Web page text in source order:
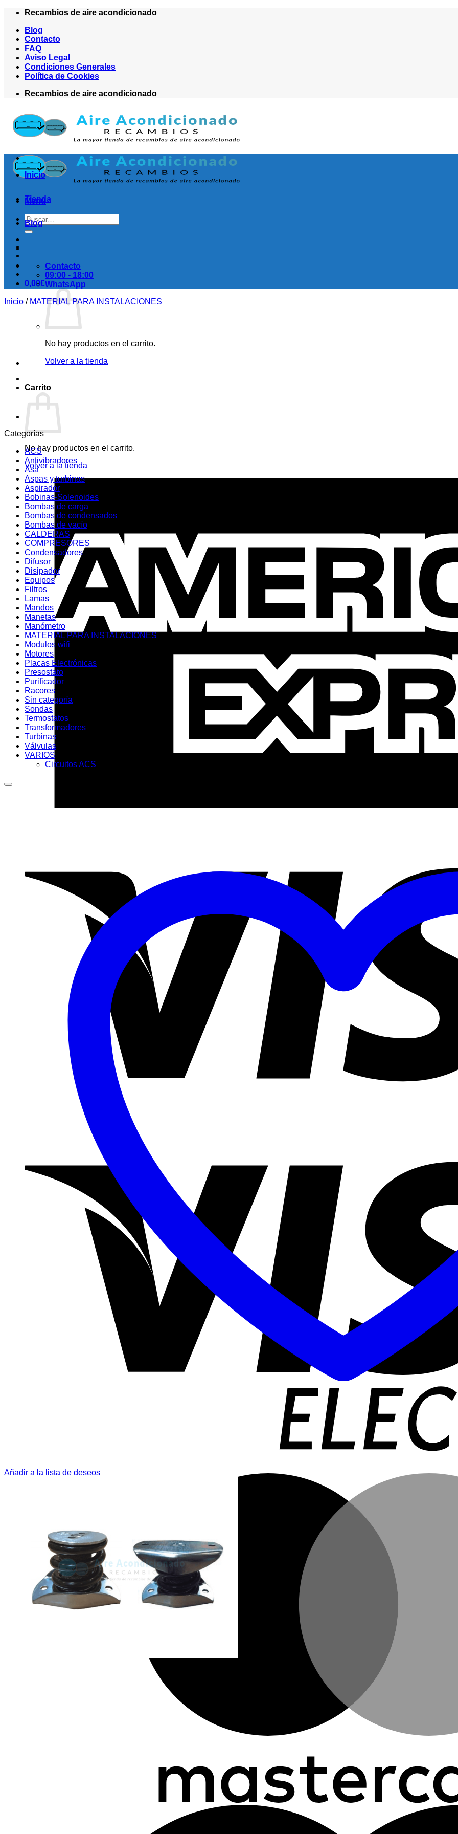
Saltar
contenido
Recambios de aire acondicionado
Blog
Contacto
FAQ
Aviso Legal
Condiciones Generales
Política de Cookies
Recambios de aire acondicionado
Menú
Buscar
por:
0,00€
No hay productos en el carrito.
Volver a la tienda
Carrito
No hay productos en el carrito.
Volver a la tienda
Inicio
Tienda
Blog
Contacto
09:00 - 18:00
WhatsApp
Inicio / MATERIAL PARA INSTALACIONES
Categorías
ACS
Antivibradores
Asa
Aspas y turbinas
Aspirador
Bobinas-Solenoides
Bombas de carga
Bombas de condensados
Bombas de vacío
CALDERAS
COMPRESORES
Condensadores
Difusor
Disipador
Equipos
Filtros
Lamas
Mandos
Manetas
Manómetro
MATERIAL PARA INSTALACIONES
Modulos wifi
Motores
Placas Electrónicas
Presostato
Purificador
Racores
Sin categoría
Sondas
Termostatos
Transformadores
Turbinas
Válvulas
VARIOS
Circuitos ACS
Añadir a la lista de deseos